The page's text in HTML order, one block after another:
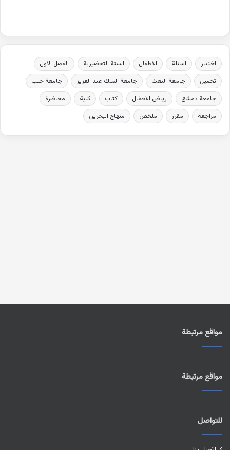
اختبار اسئلة الاطفال السنة التحضيرية
الفصل الاول
تحميل
جامعة البعث جامعة الملك عبد العزيز
جامعة حلب
جامعة دمشق
رياض الاطفال كتاب كلية
محاضرة
مراجعة
مقرر ملخص منهاج البحرين
مواقع مرتبطة
مواقع مرتبطة
للتواصل